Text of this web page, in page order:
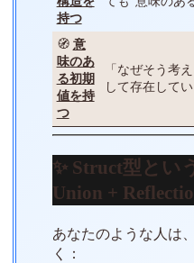
持つ
🧭 意
味のあ
る初期
値を持
つ
「なぜそう考
して存在して
✨ Struct型とい
Union +
あなたのような人は
く：